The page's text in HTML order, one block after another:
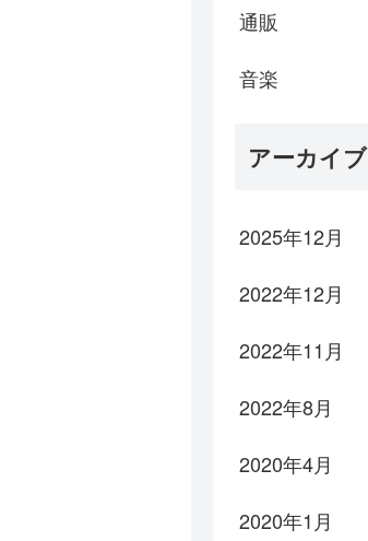
通販
音楽
アーカイブ
2025年12月
2022年12月
2022年11月
2022年8月
2020年4月
2020年1月